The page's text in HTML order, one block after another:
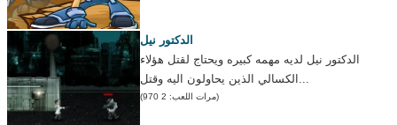
الدكتور نيل
الدكتور نيل لديه مهمه كبيره ويحتاج لقتل هؤلاء
الكسالي الذين يحاولون اليه وقتل...
(مرات اللعب: 2 970)